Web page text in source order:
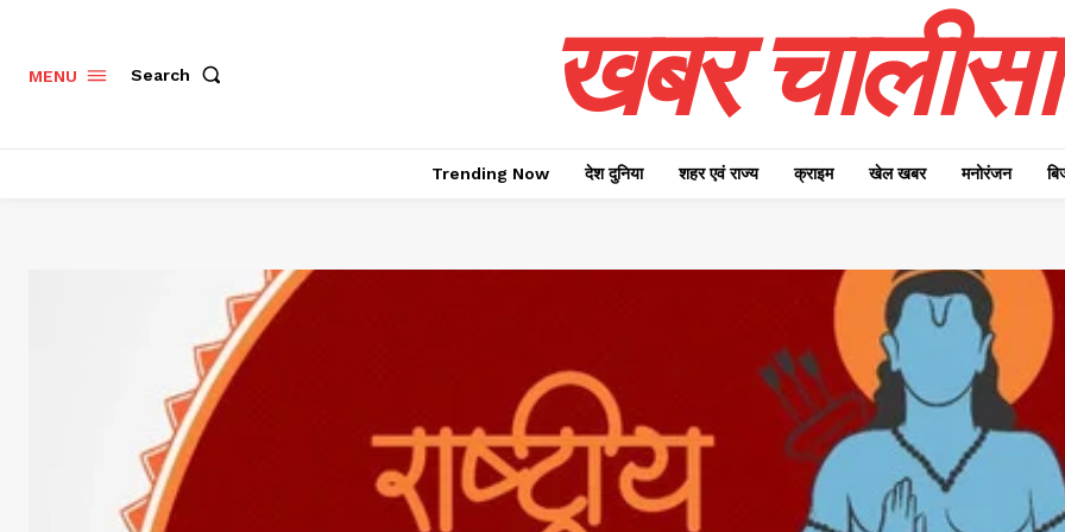
MENU Search खबर चालीसा
Trending Now देश दुनिया शहर एवं राज्य क्राइम खेल खबर मनोरंजन